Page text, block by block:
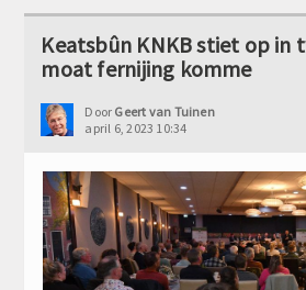
Keatsbûn KNKB stiet op in
moat fernijing komme
Door Geert van Tuinen
april 6, 2023 10:34